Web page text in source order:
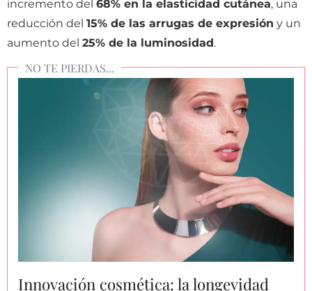
incremento del 68% en la elasticidad cutánea, una
reducción del 15% de las arrugas de expresión y un
aumento del 25% de la luminosidad.
Innovación cosmética: la longevidad